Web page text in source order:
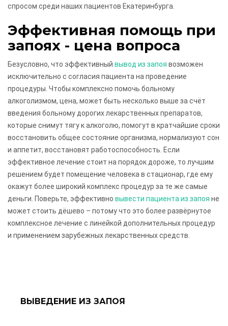
спросом среди наших пациентов Екатеринбурга.
Эффективная помощь при
запоях - цена вопроса
Безусловно, что эффективный вывод из запоя возможен
исключительно с согласия пациента на проведение
процедуры. Чтобы комплексно помочь больному
алкоголизмом, цена, может быть несколько выше за счёт
введения больному дорогих лекарственных препаратов,
которые снимут тягу к алкоголю, помогут в кратчайшие сроки
восстановить общее состояние организма, нормализуют сон
и аппетит, восстановят работоспособность. Если
эффективное лечение стоит на порядок дороже, то лучшим
решением будет помещение человека в стационар, где ему
окажут более широкий комплекс процедур за те же самые
деньги. Поверьте, эффективно вывести пациента из запоя не
может стоить дёшево – потому что это более развёрнутое
комплексное лечение с линейкой дополнительных процедур
и применением зарубежных лекарственных средств.
ВЫВЕДЕНИЕ ИЗ ЗАПОЯ